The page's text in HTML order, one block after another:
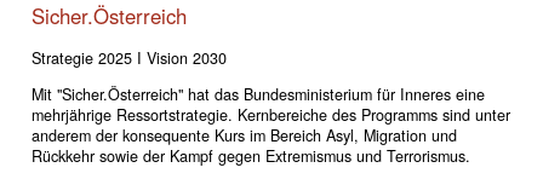
Sicher.Österreich
Strategie 2025 I Vision 2030
Mit "Sicher.Österreich" hat das Bundesministerium für Inneres eine
mehrjährige Ressortstrategie. Kernbereiche des Programms sind unter
anderem der konsequente Kurs im Bereich Asyl, Migration und
Rückkehr sowie der Kampf gegen Extremismus und Terrorismus.